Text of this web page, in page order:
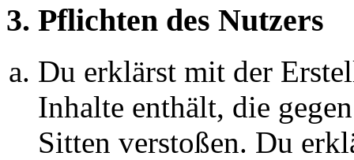
3. Pflichten des Nutzers
Du erklärst mit der
Inhalte enthält, die
Sitten verstoßen. Du